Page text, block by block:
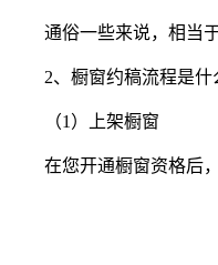
通俗一些来说，相当于
2、橱窗约稿流程是什
（1）上架橱窗
在您开通橱窗资格后，